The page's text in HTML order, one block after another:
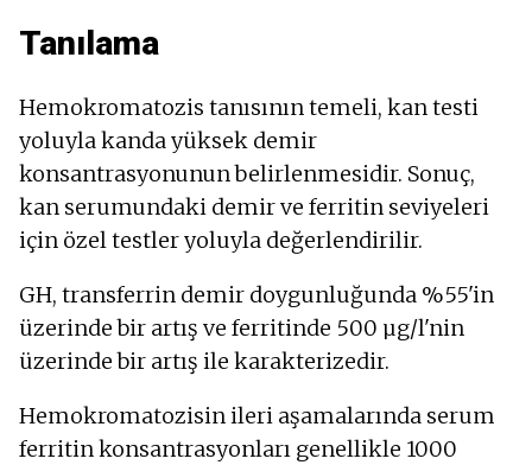
Tanılama
Hemokromatozis tanısının temeli, kan testi
yoluyla kanda yüksek demir
konsantrasyonunun belirlenmesidir. Sonuç,
kan serumundaki demir ve ferritin seviyeleri
için özel testler yoluyla değerlendirilir.
GH, transferrin demir doygunluğunda %55'in
üzerinde bir artış ve ferritinde 500 µg/l'nin
üzerinde bir artış ile karakterizedir.
Hemokromatozisin ileri aşamalarında serum
ferritin konsantrasyonları genellikle 1000